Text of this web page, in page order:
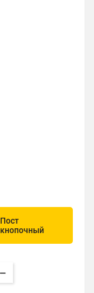
Пост
кнопочный